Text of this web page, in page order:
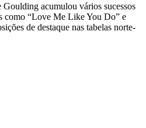
acumulou vários sucessos
como “Love Me Like You Do” e
de destaque nas tabelas norte-